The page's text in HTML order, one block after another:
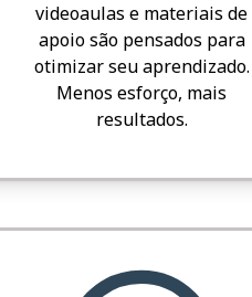
videoaulas e materiais de
apoio são pensados para
otimizar seu aprendizado.
Menos esforço, mais
resultados.